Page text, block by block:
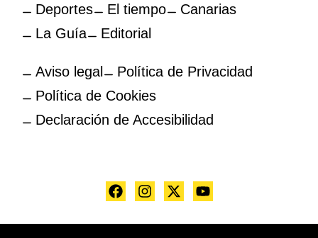
Deportes
El tiempo
Canarias
La Guía
Editorial
Aviso legal
Política de Privacidad
Política de Cookies
Declaración de Accesibilidad